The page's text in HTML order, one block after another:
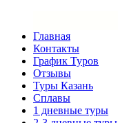
Главная
Контакты
График Туров
Отзывы
Туры Казань
Сплавы
1 дневные туры